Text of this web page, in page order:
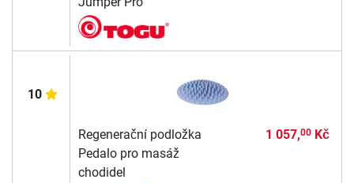
10
Regenerační podložka
Pedalo pro masáž
chodidel
1 057,00Kč